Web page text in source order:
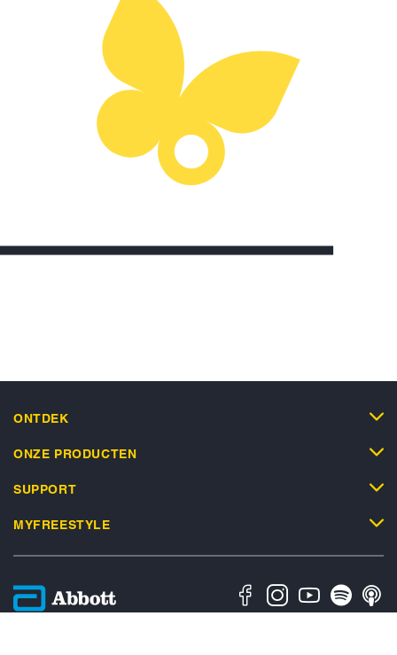
ONTDEK
ONZE PRODUCTEN
SUPPORT
MYFREESTYLE